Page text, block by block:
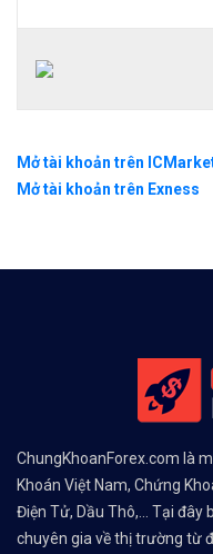
Mở tài khoản trên
Mở tài khoản trên Exness
ChungKhoanForex.com là
Khoán Việt Nam, Chứng
Điện Tử, Dầu Thô,... Tại đây
chuyên gia về thị trường từ